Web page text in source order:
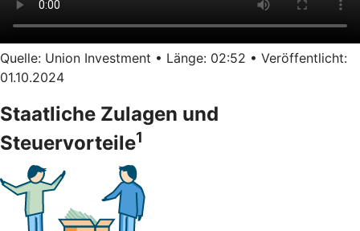
Quelle: Union Investment • Länge: 02:52 • Veröffentlicht:
01.10.2024
Staatliche Zulagen und
Steuervorteile1